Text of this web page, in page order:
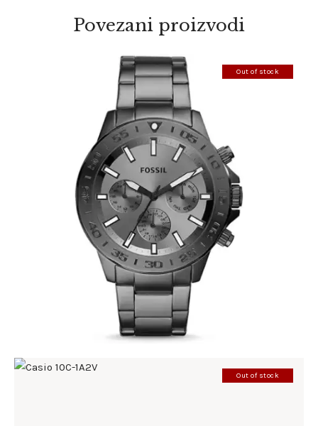
Povezani proizvodi
Out of stock
FOSSIL BQ2491
390.00 KM
Out of stock